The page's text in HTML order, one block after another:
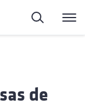
Pesquisa
de